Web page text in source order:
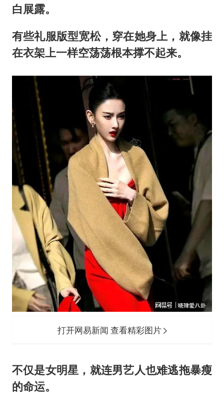
白展露。
有些礼服版型宽松，穿在她身上，就像挂
在衣架上一样空荡荡根本撑不起来。
打开网易新闻 查看精彩图片
不仅是女明星，就连男艺人也难逃拖暴瘦
的命运。